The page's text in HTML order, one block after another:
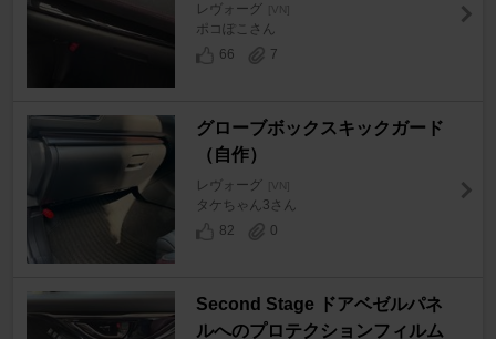
レヴォーグ [VN]
ポコぽこさん
66
7
グローブボックスキックガード
（自作）
レヴォーグ [VN]
タケちゃん3さん
82
0
Second Stage ドアベゼルパネ
ルへのプロテクションフィルム